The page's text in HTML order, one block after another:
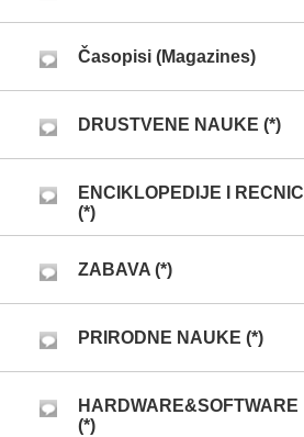
Časopisi (Magazines)
DRUSTVENE NAUKE (*)
ENCIKLOPEDIJE I RECNICI
(*)
ZABAVA (*)
PRIRODNE NAUKE (*)
HARDWARE&SOFTWARE
(*)